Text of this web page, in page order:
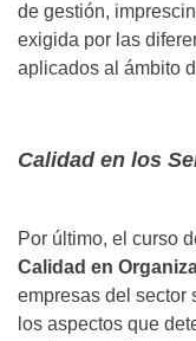
de gestión,
exigida por las
aplicados al ámbito
Calidad en los
Por último, el curso
Calidad en
empresas del sector
los aspectos que